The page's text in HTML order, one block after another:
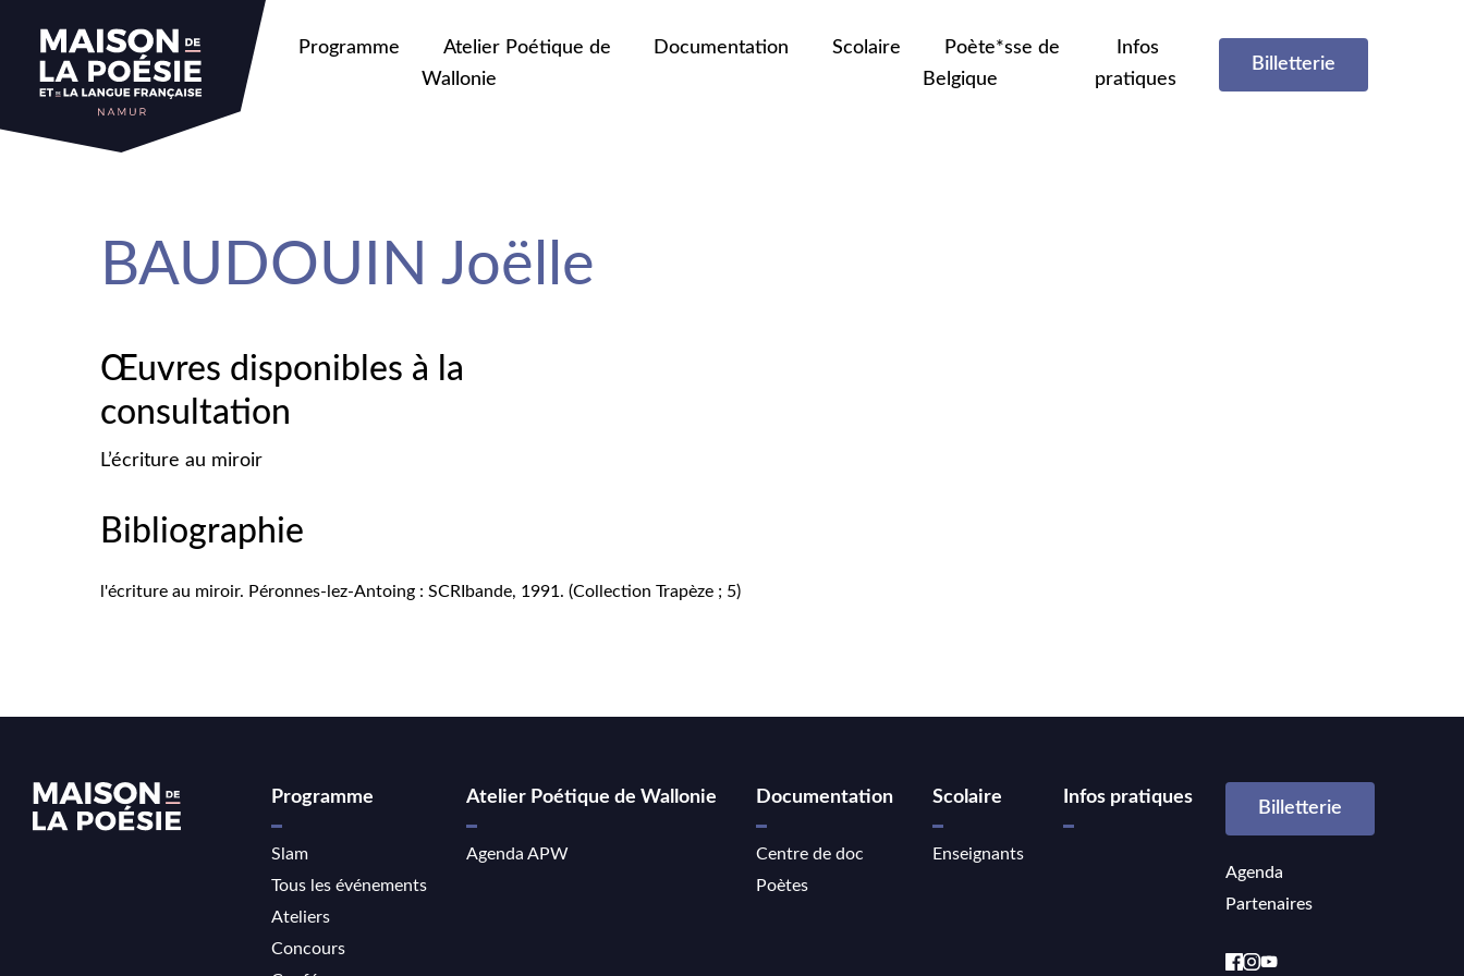
Programme
Atelier Poétique de
Wallonie
Documentation Scolaire
Poète*sse de
Belgique
Infos
pratiques
Billetterie
BAUDOUIN Joëlle
Œuvres disponibles à la
consultation
L’écriture au miroir
Bibliographie
l'écriture au miroir. Péronnes-lez-Antoing : SCRIbande, 1991. (Collection Trapèze ; 5)
Programme
Slam
Tous les événements
Ateliers
Concours
Atelier Poétique de Wallonie
Agenda APW
Documentation
Centre de doc
Poètes
Scolaire
Enseignants
Infos pratiques
Billetterie
Agenda
Partenaires